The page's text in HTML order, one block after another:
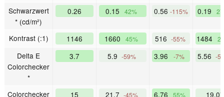
Schwarzwert
* (cd/m²)
0.26 0.15 42% 0.56 -115% 0.19
Kontrast (:1) 1146 1660 45% 516 -55% 1484
Delta E
Colorchecker
*
3.7 5.9 -59% 3.96 -7% 5.56 -
Colorchecker
15 21.7 -45% 6.76 55% 19.07